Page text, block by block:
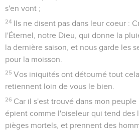
s'en vont ;
24 Ils ne disent pas dans leur coeur :
l'Éternel, notre Dieu, qui donne la
la dernière saison, et nous garde les
pour la moisson.
25 Vos iniquités ont détourné tout
retiennent loin de vous le bien.
26 Car il s'est trouvé dans mon peuple
épient comme l'oiseleur qui tend des
pièges mortels, et prennent des